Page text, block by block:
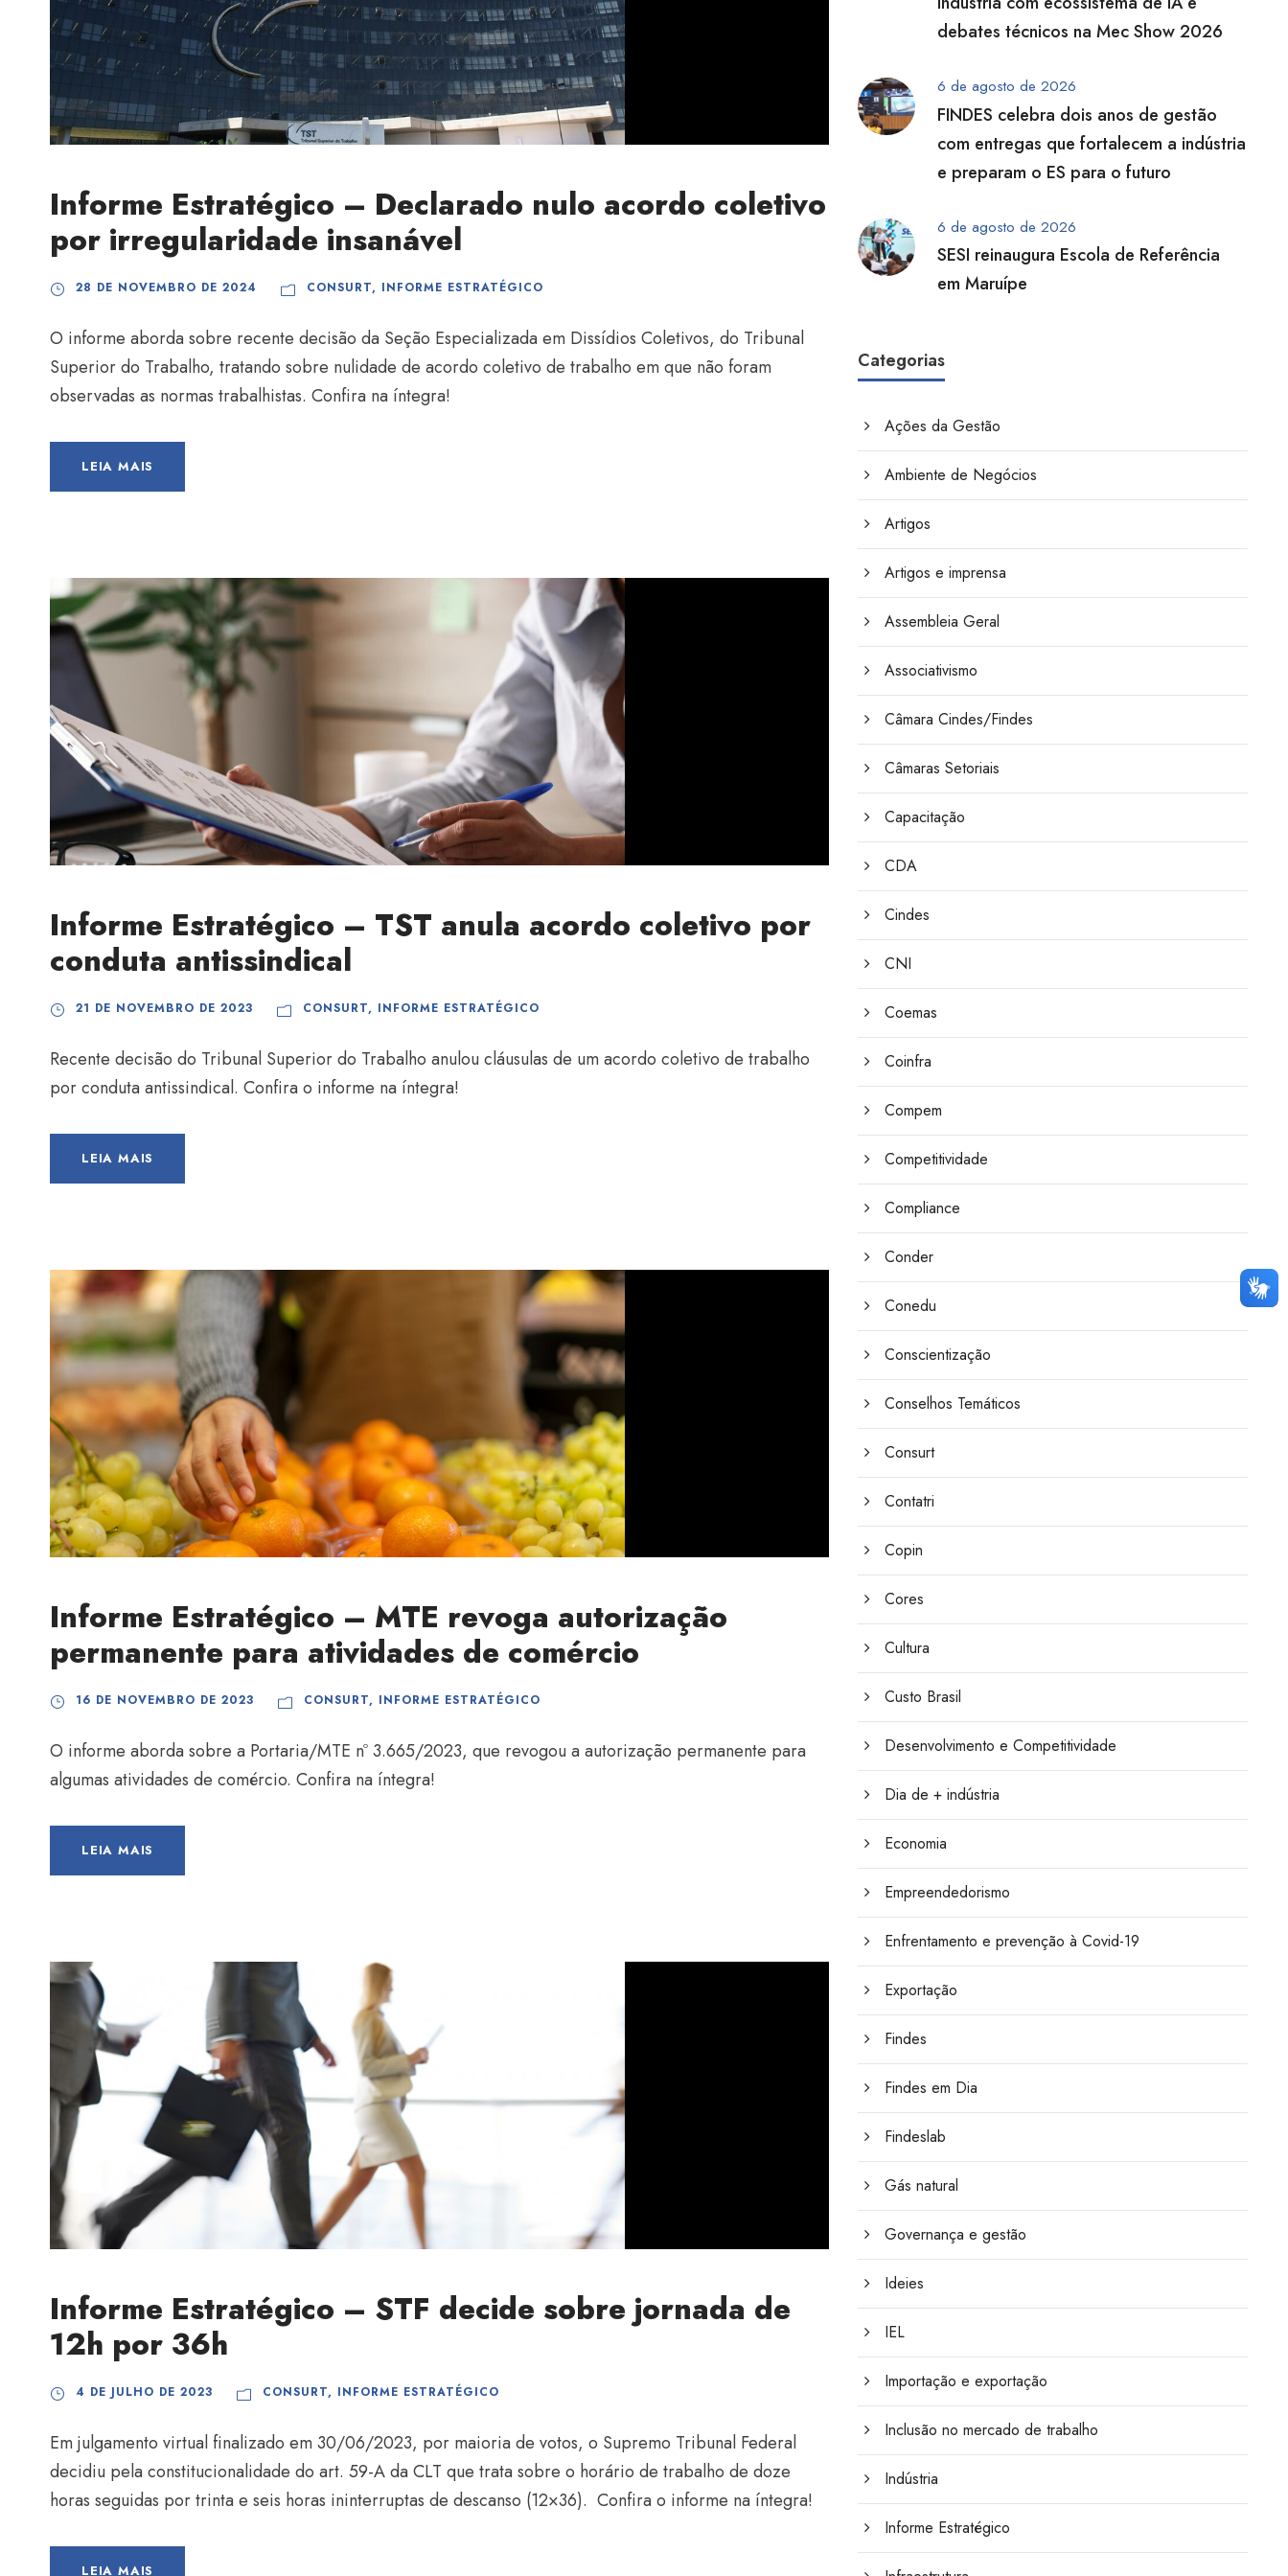
Informe Estratégico – Declarado nulo acordo coletivo
por irregularidade insanável
28 DE NOVEMBRO DE 2024 CONSURT, INFORME ESTRATÉGICO
O informe aborda sobre recente decisão da Seção Especializada em Dissídios Coletivos, do Tribunal
Superior do Trabalho, tratando sobre nulidade de acordo coletivo de trabalho em que não foram
observadas as normas trabalhistas. Confira na íntegra!
LEIA MAIS
Informe Estratégico – TST anula acordo coletivo por
conduta antissindical
21 DE NOVEMBRO DE 2023 CONSURT, INFORME ESTRATÉGICO
Recente decisão do Tribunal Superior do Trabalho anulou cláusulas de um acordo coletivo de trabalho
por conduta antissindical. Confira o informe na íntegra!
LEIA MAIS
Informe Estratégico – MTE revoga autorização
permanente para atividades de comércio
16 DE NOVEMBRO DE 2023 CONSURT, INFORME ESTRATÉGICO
O informe aborda sobre a Portaria/MTE nº 3.665/2023, que revogou a autorização permanente para
algumas atividades de comércio. Confira na íntegra!
LEIA MAIS
Informe Estratégico – STF decide sobre jornada de
12h por 36h
4 DE JULHO DE 2023 CONSURT, INFORME ESTRATÉGICO
Em julgamento virtual finalizado em 30/06/2023, por maioria de votos, o Supremo Tribunal Federal
decidiu pela constitucionalidade do art. 59-A da CLT que trata sobre o horário de trabalho de doze
horas seguidas por trinta e seis horas ininterruptas de descanso (12×36). Confira o informe na íntegra!
LEIA MAIS
debates técnicos na Mec Show 2026
6 de agosto de 2026
FINDES celebra dois anos de gestão
com entregas que fortalecem a indústria
e preparam o ES para o futuro
6 de agosto de 2026
SESI reinaugura Escola de Referência
em Maruípe
Categorias
Ações da Gestão
Ambiente de Negócios
Artigos
Artigos e imprensa
Assembleia Geral
Associativismo
Câmara Cindes/Findes
Câmaras Setoriais
Capacitação
CDA
Cindes
CNI
Coemas
Coinfra
Compem
Competitividade
Compliance
Conder
Conedu
Conscientização
Conselhos Temáticos
Consurt
Contatri
Copin
Cores
Cultura
Custo Brasil
Desenvolvimento e Competitividade
Dia de + indústria
Economia
Empreendedorismo
Enfrentamento e prevenção à Covid-19
Exportação
Findes
Findes em Dia
Findeslab
Gás natural
Governança e gestão
Ideies
IEL
Importação e exportação
Inclusão no mercado de trabalho
Indústria
Informe Estratégico